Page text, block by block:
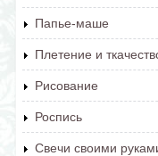
Папье-маше
Плетение и
Рисование
Роспись
Свечи своими